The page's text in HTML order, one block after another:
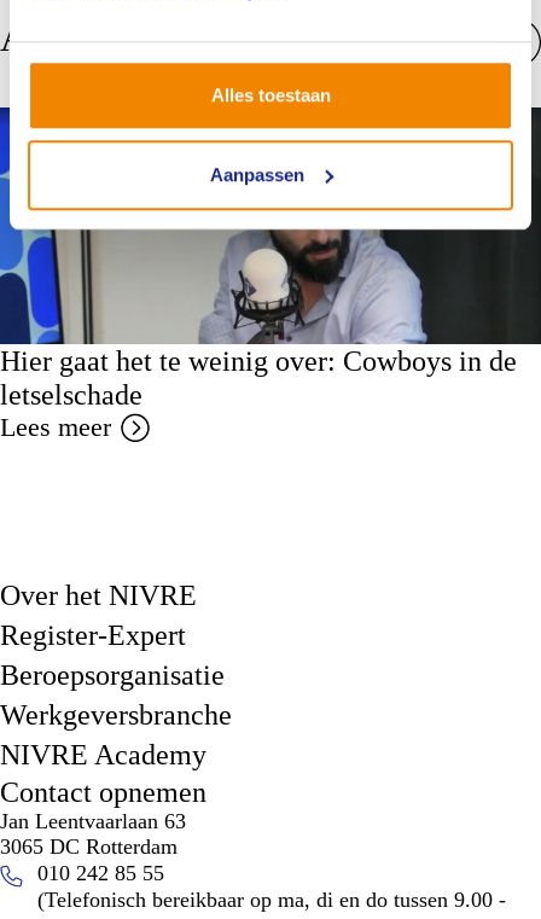
Alles toestaan
Aanpassen
Anderen bekeken ook
Nieuws
Hier gaat het te weinig over: Cowboys in de
letselschade
Lees meer
Over het NIVRE
Register-Expert
Beroepsorganisatie
Werkgeversbranche
NIVRE Academy
Contact opnemen
Jan Leentvaarlaan 63
3065 DC Rotterdam
010 242 85 55
(Telefonisch bereikbaar op ma, di en do tussen 9.00 -